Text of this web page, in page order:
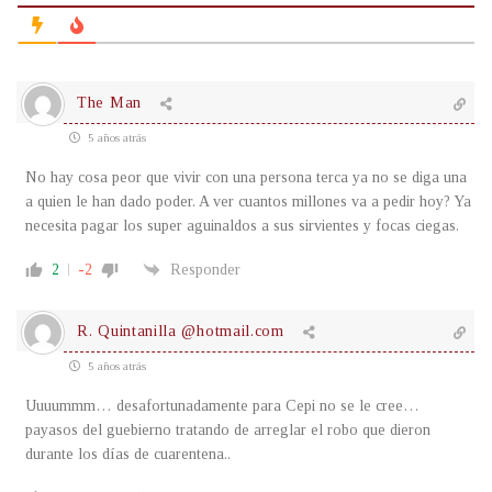
The Man
5 años atrás
No hay cosa peor que vivir con una persona terca ya no se diga una
a quien le han dado poder. A ver cuantos millones va a pedir hoy? Ya
necesita pagar los super aguinaldos a sus sirvientes y focas ciegas.
2 -2 Responder
R. Quintanilla @hotmail.com
5 años atrás
Uuuummm… desafortunadamente para Cepi no se le cree…
payasos del guebierno tratando de arreglar el robo que dieron
durante los días de cuarentena..